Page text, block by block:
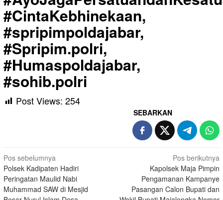
#CintaKebhinekaan,
#spripimpoldajabar,
#Spripim.polri,
#Humaspoldajabar,
#sohib.polri
Post Views: 254
SEBARKAN
Navigasi
pos
Pos sebelumnya
Polsek Kadipaten Hadiri
Peringatan Maulid Nabi
Muhammad SAW di Mesjid
Pos berikutnya
Kapolsek Maja Pimpin
Pengamanan Kampanye
Pasangan Calon Bupati dan